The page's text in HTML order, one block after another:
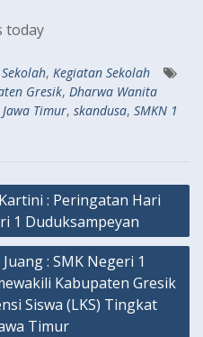
today
, Kegiatan Sekolah
Gresik, Dharwa Wanita
Jawa Timur, skandusa, SMKN 1
: Peringatan Hari
1 Duduksampeyan
: SMK Negeri 1
Kabupaten Gresik
Siswa (LKS) Tingkat
Timur